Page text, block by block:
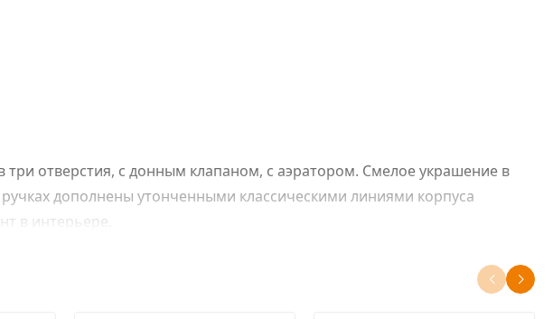
три отверстия, с донным клапаном, с аэратором. Смелое украшение в
дополнены утонченными классическими линиями корпуса
в интерьере.